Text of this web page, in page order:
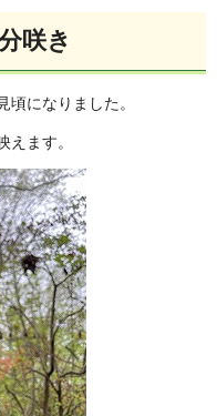
咲き
頃になりました。
えます。